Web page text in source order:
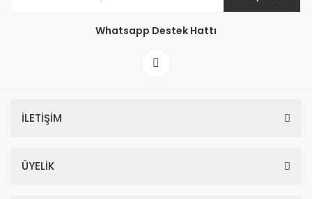
Whatsapp Destek Hattı
İLETİŞİM
ÜYELİK